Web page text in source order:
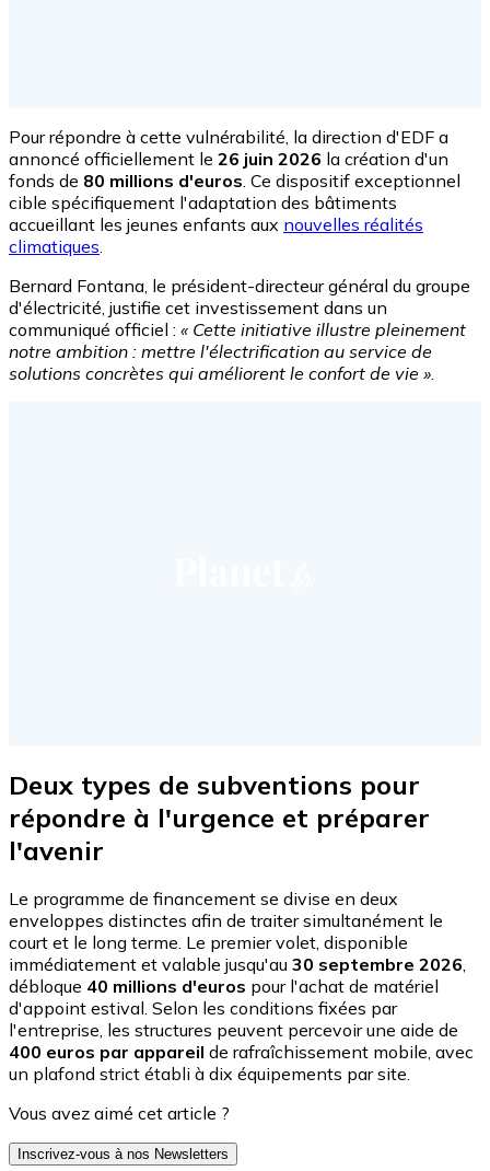
Pour répondre à cette vulnérabilité, la direction d'EDF a
annoncé officiellement le 26 juin 2026 la création d'un
fonds de 80 millions d'euros . Ce dispositif exceptionnel
cible spécifiquement l'adaptation des bâtiments
accueillant les jeunes enfants aux nouvelles réalités
climatiques
Bernard Fontana, le président-directeur général du groupe
d'électricité, justifie cet investissement dans un
communiqué officiel : « Cette initiative illustre pleinement
notre ambition : mettre l'électrification au service de
solutions concrètes qui améliorent le confort de vie »
Deux types de subventions pour
répondre à l'urgence et préparer
l'avenir
Le programme de financement se divise en deux
enveloppes distinctes afin de traiter simultanément le
court et le long terme. Le premier volet, disponible
immédiatement et valable jusqu'au 30 septembre 2026,
débloque 40 millions d'euros pour l'achat de matériel
d'appoint estival. Selon les conditions fixées par
l'entreprise, les structures peuvent percevoir une aide de
400 euros par appareil de rafraîchissement mobile, avec
un plafond strict établi à dix équipements par site.
Vous avez aimé cet article ?
Inscrivez-vous à nos Newsletters